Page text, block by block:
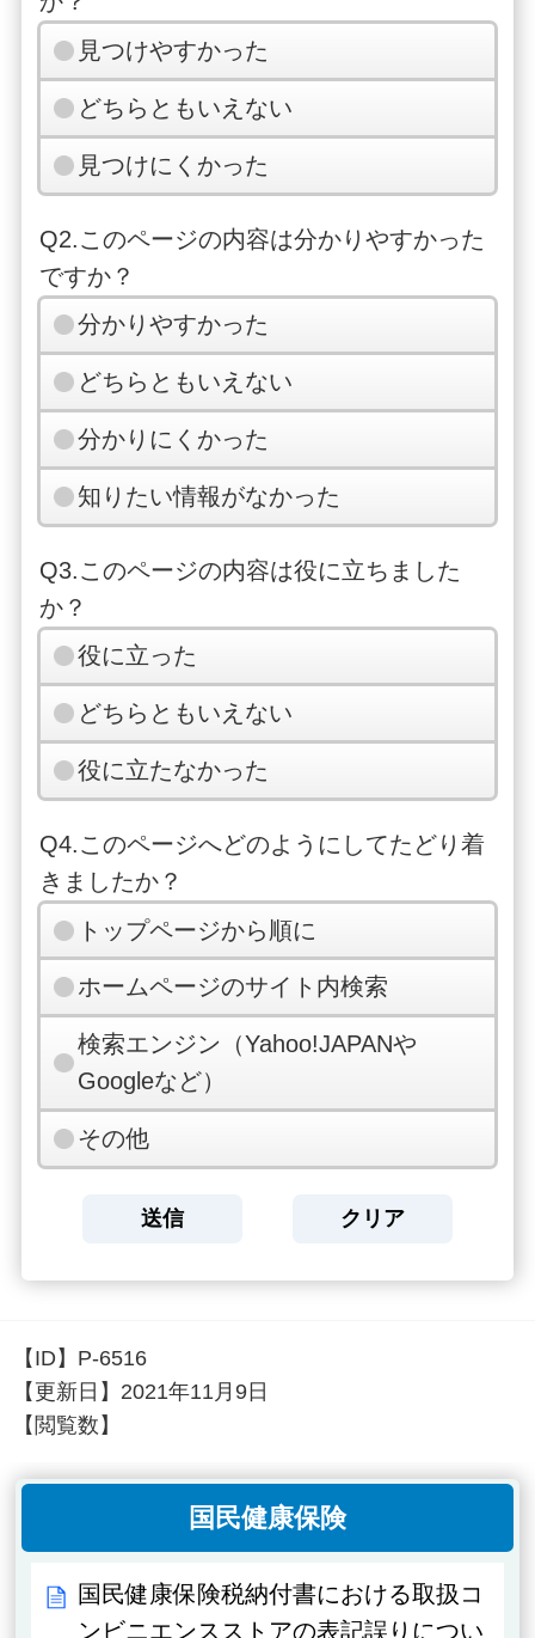
見つけやすかった
どちらともいえない
見つけにくかった
Q2.このページの内容は分かりやすかった
ですか？
分かりやすかった
どちらともいえない
分かりにくかった
知りたい情報がなかった
Q3.このページの内容は役に立ちました
か？
役に立った
どちらともいえない
役に立たなかった
Q4.このページへどのようにしてたどり着
きましたか？
トップページから順に
ホームページのサイト内検索
検索エンジン（Yahoo!JAPANや
Googleなど）
その他
【ID】 P-6516
【更新日】 2021年11月9日
【閲覧数】
国民健康保険
国民健康保険税納付書における取扱コ
ンビニエンスストアの表記誤りについ